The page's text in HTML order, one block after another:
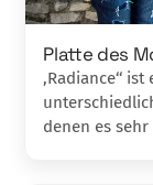
Platte des
,Radiance‘‘
denen es